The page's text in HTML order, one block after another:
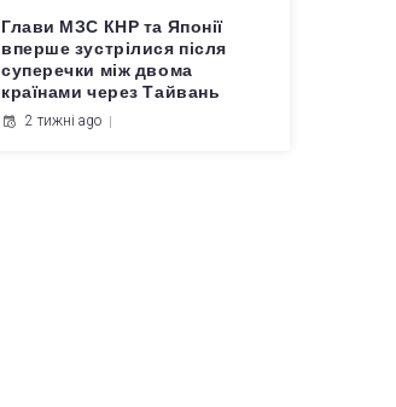
Глави МЗС КНР та Японії
вперше зустрілися після
суперечки між двома
країнами через Тайвань
2 тижні ago